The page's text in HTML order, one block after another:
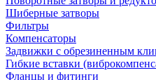
Шиберные затворы
Фильтры
Компенсаторы
Задвижки с обрезиненным
Гибкие вставки
Фланцы и фитинги